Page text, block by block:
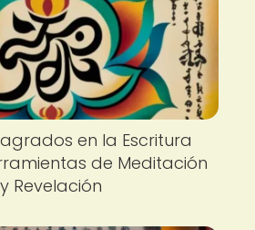
en la Escritura
de Meditación
y Revelación